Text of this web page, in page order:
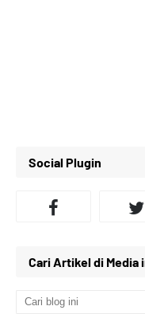
Social Plugin
Cari Artikel di Media